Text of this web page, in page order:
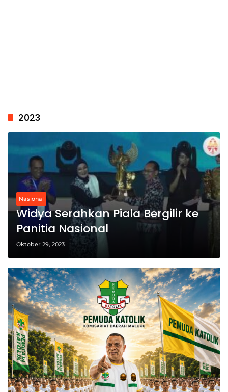
2023
Nasional
Widya Serahkan Piala Bergilir ke
Panitia Nasional
Oktober 29, 2023